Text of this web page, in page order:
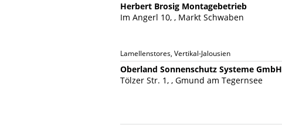
Herbert Brosig Montagebetrieb
Im Angerl 10, , Markt Schwaben
Lamellenstores, Vertikal-Jalousien
Oberland Sonnenschutz Systeme GmbH
Tölzer Str. 1, , Gmund am Tegernsee